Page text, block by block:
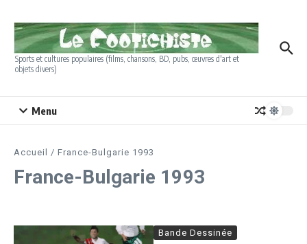
Sports et cultures populaires (films, chansons, BD, pubs, œuvres d'art et
objets divers)
Menu
Accueil / France-Bulgarie 1993
France-Bulgarie 1993
Bande Dessinée